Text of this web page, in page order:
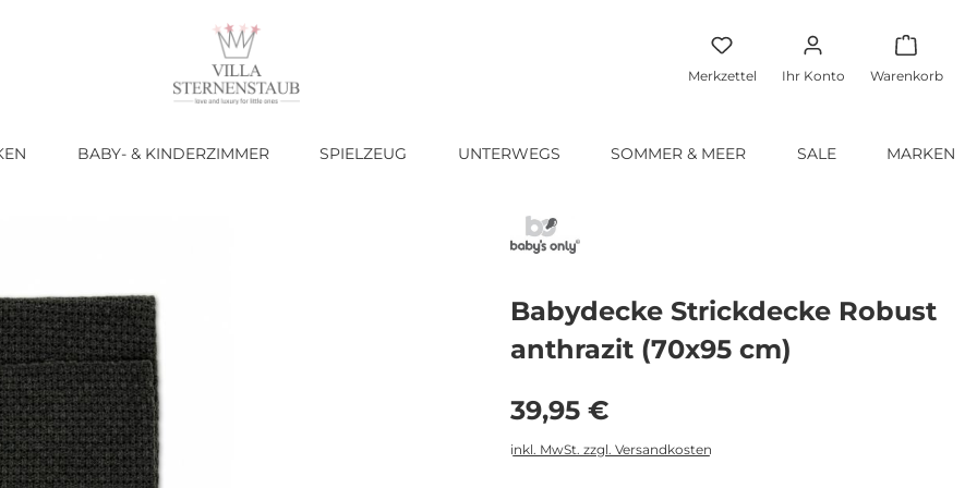
Merkzettel Ihr Konto Warenkorb
BABY- & KINDERZIMMER SPIELZEUG UNTERWEGS SOMMER & MEER SALE MARKEN
Babydecke Strickdecke Robust
anthrazit (70x95 cm)
Regulärer Preis:
39,95 €
inkl. MwSt. zzgl. Versandkosten